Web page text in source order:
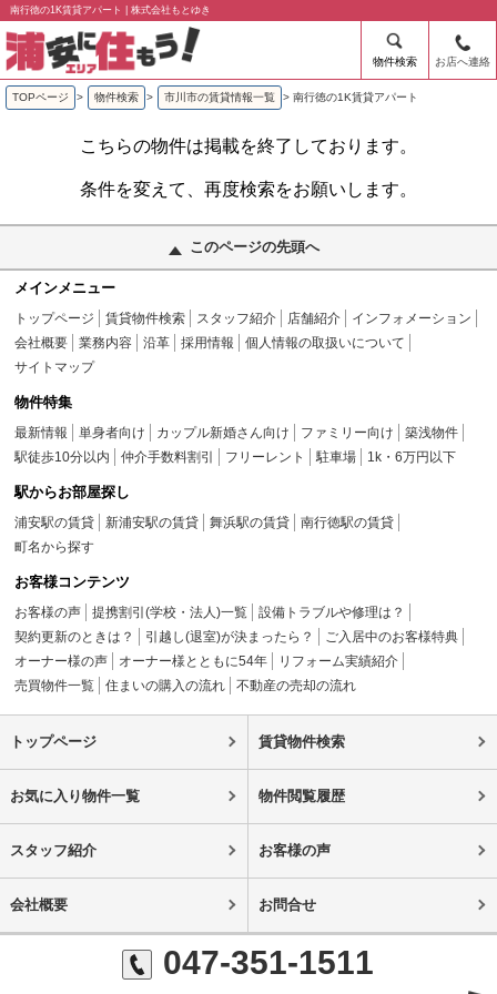
南行徳の1K賃貸アパート | 株式会社もとゆき
物件検索 お店へ連絡
TOPページ > 物件検索 > 市川市の賃貸情報一覧 > 南行徳の1K賃貸アパート
こちらの物件は掲載を終了しております。
条件を変えて、再度検索をお願いします。
このページの先頭へ
メインメニュー
トップページ 賃貸物件検索 スタッフ紹介 店舗紹介
インフォメーション
会社概要
業務内容 沿革 採用情報
個人情報の取扱いについて
サイトマップ
物件特集
最新情報 単身者向け カップル新婚さん向け ファミリー向け
築浅物件
駅徒歩10分以内
仲介手数料割引 フリーレント 駐車場 1k・6万円以下
駅からお部屋探し
浦安駅の賃貸 新浦安駅の賃貸 舞浜駅の賃貸
南行徳駅の賃貸
町名から探す
お客様コンテンツ
お客様の声 提携割引(学校・法人)一覧
設備トラブルや修理は？
契約更新のときは？
引越し(退室)が決まったら？
ご入居中のお客様特典
オーナー様の声
オーナー様とともに54年
リフォーム実績紹介
売買物件一覧
住まいの購入の流れ 不動産の売却の流れ
トップページ 賃貸物件検索
お気に入り物件一覧 物件閲覧履歴
スタッフ紹介 お客様の声
会社概要 お問合せ
047-351-1511